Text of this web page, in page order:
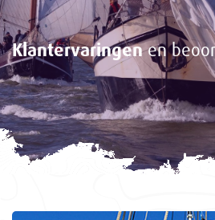
Klantervaringenen